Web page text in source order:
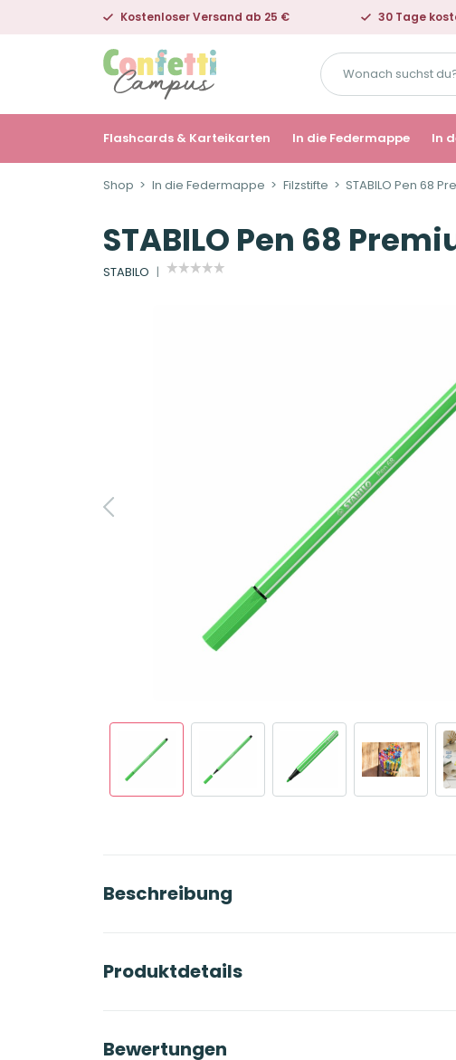
Kostenloser Versand ab 25 € 30 Tage
Wonach
suchst
du?
Flashcards & Karteikarten In die Federmappe In
Shop In die Federmappe Filzstifte STABILO Pen 68
STABILO Pen 68
STABILO
Beschreibung
Produktdetails
Bewertungen